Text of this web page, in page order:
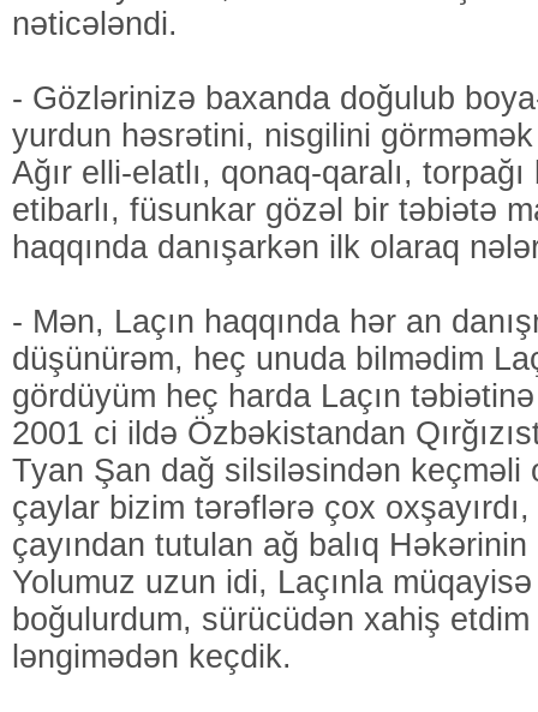
nəticələndi.
- Gözlərinizə baxanda doğulub
yurdun həsrətini, nisgilini
Ağır еlli-еlatlı, qonaq-qaralı,
etibarlı, füsunkar gözəl bir təbiətə
haqqında danışarkən ilk olaraq
- Mən, Laçın haqqında hər an
düşünürəm, heç unuda bilmədim
gördüyüm heç harda Laçın
2001 ci ildə Özbəkistandan
Tyan Şan dağ silsiləsindən keçməli
çaylar bizim tərəflərə çox
çayından tutulan ağ balıq Həkərinin
Yolumuz uzun idi, Laçınla
boğulurdum, sürücüdən xahiş
ləngimədən keçdik.